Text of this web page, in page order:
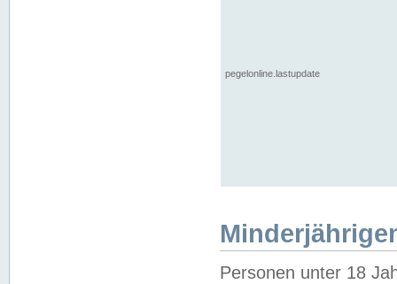
pegelonline.lastupdate
Personen unter 18